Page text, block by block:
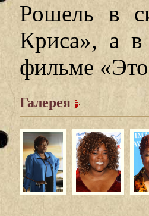
Рошель в
Криса», а в
фильме
Галерея